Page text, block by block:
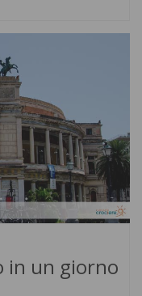
in un giorno